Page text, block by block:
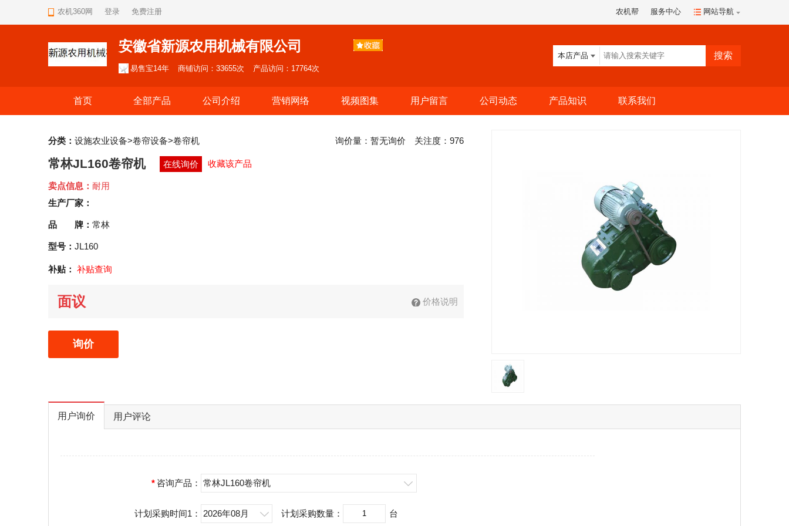
农机360网 登录 免费注册 农机帮 服务中心 网站导航
安徽省新源农用机械有限公司
易售宝14年 商铺访问：33655次 产品访问：17764次
本店产品
首页 全部产品 公司介绍 营销网络 视频图集 用户留言 公司动态 产品知识 联系我们
询价量： 暂无询价 关注度： 976
分类： 设施农业设备>卷帘设备>卷帘机
常林JL160卷帘机 在线询价 收藏该产品
卖点信息： 耐用
生产厂家：
品 牌： 常林
型号： JL160
补贴： 补贴查询
面议 价格说明
询价
用户询价 用户评论
* 咨询产品： 常林JL160卷帘机
计划采购时间1： 2026年08月 计划采购数量： 台